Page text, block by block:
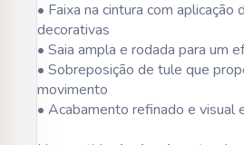
• Faixa na cintura com aplicação
decorativas
• Saia ampla e rodada para um
• Sobreposição de tule que
movimento
• Acabamento refinado e visual